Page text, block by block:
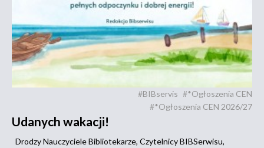
#BIBservis #*Ogłoszenia CEN
#*Ogłoszenia CEN 2026/27
Udanych wakacji!
Drodzy Nauczyciele Bibliotekarze, Czytelnicy BIBSerwisu,